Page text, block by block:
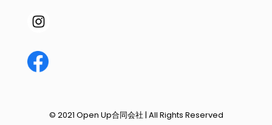
© 2021 Open Up合同会社 | All Rights Reserved